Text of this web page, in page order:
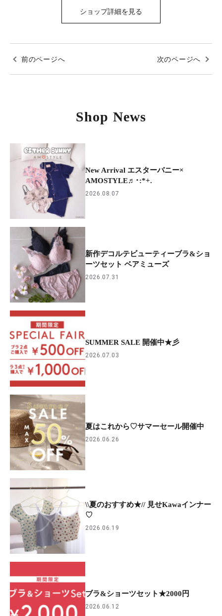
ショップ詳細を見る
前のページへ 次のページへ
Shop News
New Arrival エスターバニー×
AMOSTYLE♬･:*+.
2026.08.07
新作デコルテビューティーブラ&ショ
ーツセット ベアミューズ
2026.07.31
SUMMER SALE 開催中★彡
2026.07.03
夏はこれから♡サマーセール開催中
2026.06.26
\\夏のおすすめ★// 見せKawaインナー
♡
2026.06.19
ブラ&ショーツセット★2000円
2026.06.12